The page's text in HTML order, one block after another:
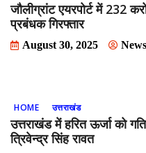
जौलीग्रांट एयरपोर्ट में 232
प्रबंधक गिरफ्तार
August 30, 2025
HOME उत्तराखंड
उत्तराखंड में हरित ऊर्जा को
त्रिवेन्द्र सिंह रावत